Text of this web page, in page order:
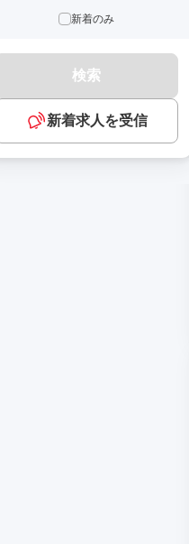
新着のみ
検索
新着求人を受信